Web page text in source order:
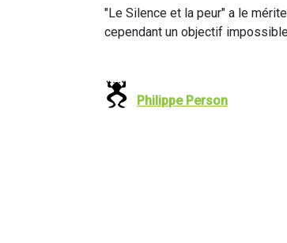
"Le Silence et la peur" a le
cependant un objectif
Philippe Person